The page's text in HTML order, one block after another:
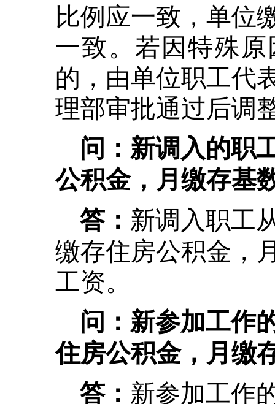
比例应一致，单位
一致。若因特殊
的，由单位职工代
理部审批通过后调
问：新调入的职
公积金，月缴存基
答： 新调入职工
缴存住房公积金，
工资。
问：新参加工作
住房公积金，月缴
答： 新参加工作